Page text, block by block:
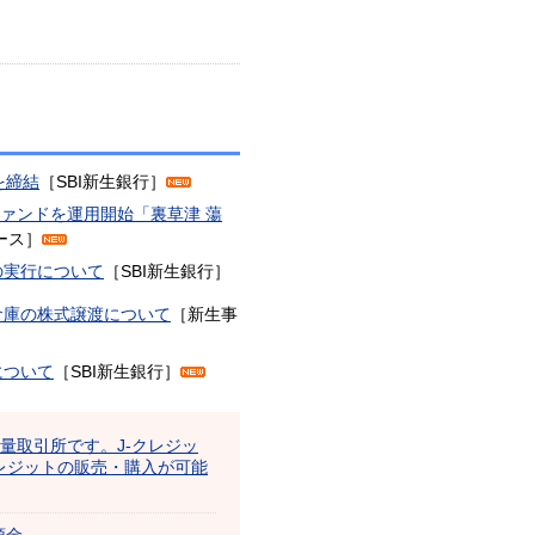
締結 ［SBI新生銀行］
ンドを運用開始「裏草津 蕩
］
行について ［SBI新生銀行］
の株式譲渡について ［新生事
いて ［SBI新生銀行］
取引所です。J-クレジッ
ットの販売・購入が可能